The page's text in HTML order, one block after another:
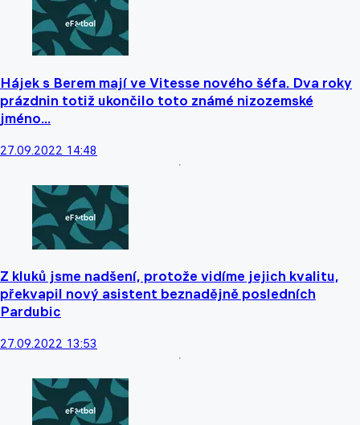
Hájek s Berem mají ve Vitesse nového šéfa. Dva roky
prázdnin totiž ukončilo toto známé nizozemské
jméno...
27.09.2022 14:48
Z kluků jsme nadšení, protože vidíme jejich kvalitu,
překvapil nový asistent beznadějně posledních
Pardubic
27.09.2022 13:53